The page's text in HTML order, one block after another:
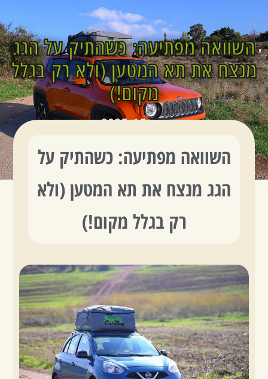
השוואה מפתיעה: כשהתיק על הגג
מנצח את תא המטען (ולא רק בגלל
מקום!)
מאי 15, 2025
השוואה מפתיעה: כשהתיק על
הגג מנצח את תא המטען (ולא
רק בגלל מקום!)